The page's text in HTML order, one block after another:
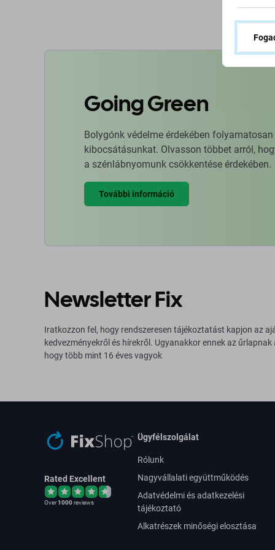
Going Green
Bolygónk védelme érdekében
kibocsátásunkat. Olvasson többet arról,
a szénlábnyomunk csökkentése érdekében.
További információ
Newsletter Fix
Iratkozzon fel, hogy rendszeresen tájékoztatást kapjon az
kedvezményekről és hírekről. Ugyanakkor ennek az
hogy több mint 16 éves vagyok
Rated Excellent
Over1000reviews
Ügyfélszolgálat
Rólunk
Nagyvállalati együttműködés
Adatvédelmi és adatkezelési
tájékoztató
Alkatrészek minőségi elosztása